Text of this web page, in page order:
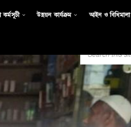
কর্মসূচী উন্নয়ন কার্যক্রম আইন ও বিধিমালা